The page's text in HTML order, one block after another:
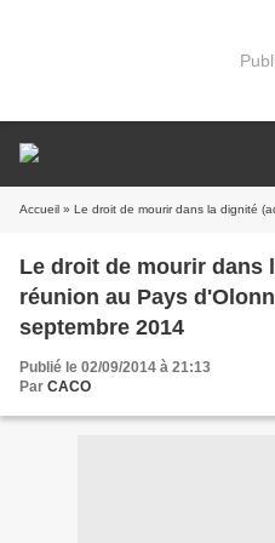
Accueil » Le droit de mourir dans la dignité (admd) :
Le droit de mourir dans
réunion au Pays
septembre 2014
Publié le 02/09/2014 à 21:13
Par CACO